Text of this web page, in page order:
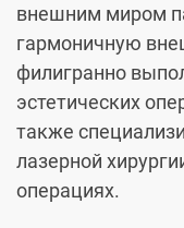
внешним миром
гармоничную
филигранно
эстетических
также
лазерной
операциях.